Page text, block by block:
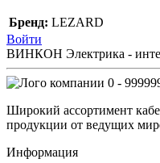
Бренд: LEZARD
Войти
ВИНКОН Электрика -
0 -
Широкий ассортимент
продукции от ведущих
Информация